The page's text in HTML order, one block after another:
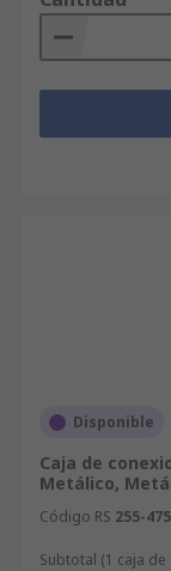
Disponible
Caja de
Metálico,
Código RS 255-
Subtotal (1 caja